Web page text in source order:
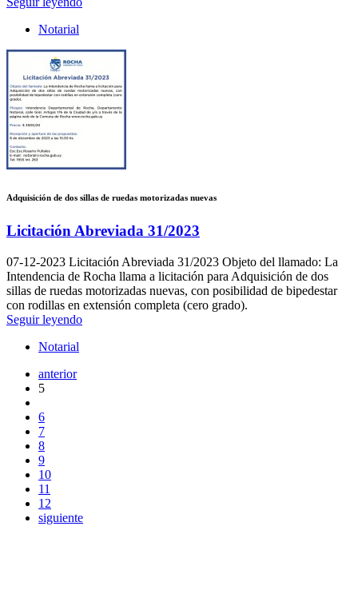
Notarial
Adquisición de dos sillas de ruedas motorizadas nuevas
Licitación Abreviada 31/2023
07-12-2023 Licitación Abreviada 31/2023 Objeto del llamado: La
Intendencia de Rocha llama a licitación para Adquisición de dos
sillas de ruedas motorizadas nuevas, con posibilidad de bipedestar
con rodillas en extensión completa (cero grado).
Seguir leyendo
Notarial
anterior
5
6
7
8
9
10
11
12
siguiente